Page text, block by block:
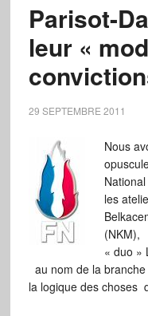
Parisot-
leur «
29 SEPTEMBRE 2011
Nous
les
(NKM),
« duo »
au nom de la
la logique des choses